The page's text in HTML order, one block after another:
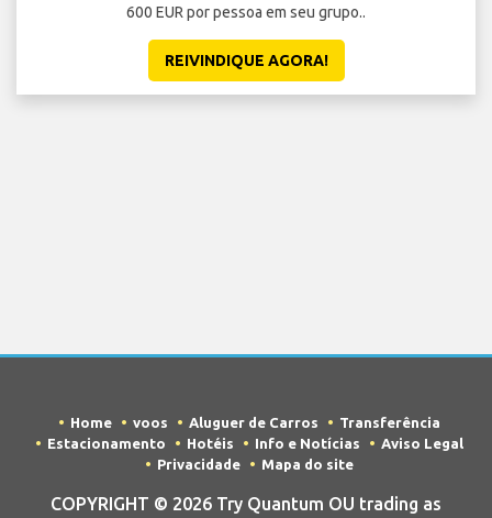
600 EUR por pessoa em seu grupo..
REIVINDIQUE AGORA!
Home voos Aluguer de Carros
Transferência
Estacionamento
Hotéis Info e Notícias
Aviso Legal
Privacidade
Mapa do site
COPYRIGHT © 2026 Try Quantum OU trading as